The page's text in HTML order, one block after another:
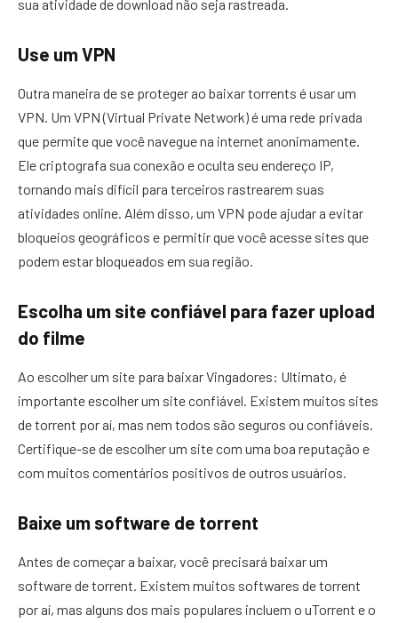
sua atividade de download não seja rastreada.
Use um VPN
Outra maneira de se proteger ao baixar torrents é usar um
VPN. Um VPN (Virtual Private Network) é uma rede privada
que permite que você navegue na internet anonimamente.
Ele criptografa sua conexão e oculta seu endereço IP,
tornando mais difícil para terceiros rastrearem suas
atividades online. Além disso, um VPN pode ajudar a evitar
bloqueios geográficos e permitir que você acesse sites que
podem estar bloqueados em sua região.
Escolha um site confiável para fazer upload
do filme
Ao escolher um site para baixar Vingadores: Ultimato, é
importante escolher um site confiável. Existem muitos sites
de torrent por aí, mas nem todos são seguros ou confiáveis.
Certifique-se de escolher um site com uma boa reputação e
com muitos comentários positivos de outros usuários.
Baixe um software de torrent
Antes de começar a baixar, você precisará baixar um
software de torrent. Existem muitos softwares de torrent
por aí, mas alguns dos mais populares incluem o uTorrent e o